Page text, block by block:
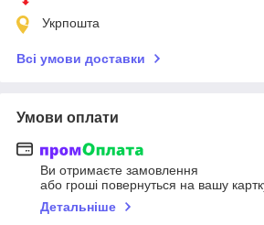
Укрпошта
Всі умови доставки
Умови оплати
Ви отримаєте замовлення
або гроші повернуться на вашу
Детальніше